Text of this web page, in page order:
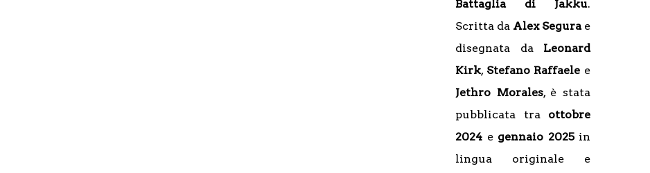
Battaglia di Jakku.
Scritta da Alex Segurae
disegnata da Leonard
Kirk, Stefano Raffaele e
Jethro Morales, è stata
pubblicata traottobre
2024 e gennaio 2025 in
lingua originale e